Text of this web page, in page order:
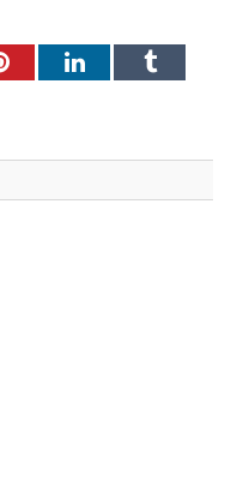
PinterestLinkedInTumblr